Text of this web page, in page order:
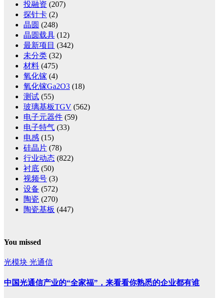
投融资 (207)
探针卡 (2)
晶圆 (248)
晶圆载具 (12)
最新项目 (342)
未分类 (32)
材料 (475)
氧化镓 (4)
氧化镓Ga2O3 (18)
测试 (55)
玻璃基板TGV (562)
电子元器件 (59)
电子特气 (33)
电感 (15)
硅晶片 (78)
行业动态 (822)
衬底 (50)
视频号 (3)
设备 (572)
陶瓷 (270)
陶瓷基板 (447)
You missed
光模块 光通信
中国光通信产业的“全家福”，来看看你熟悉的企业都有谁